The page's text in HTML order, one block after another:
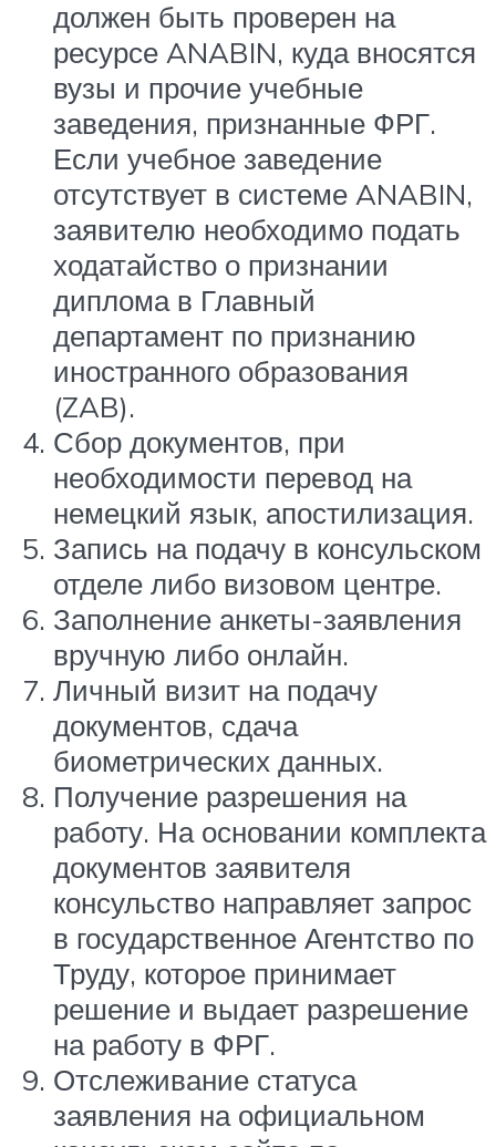
должен быть проверен на
ресурсе ANABIN, куда вносятся
вузы и прочие учебные
заведения, признанные ФРГ.
Если учебное заведение
отсутствует в системе ANABIN,
заявителю необходимо подать
ходатайство о признании
диплома в Главный
департамент по признанию
иностранного образования
(ZAB).
Сбор документов, при
необходимости перевод на
немецкий язык, апостилизация.
Запись на подачу в консульском
отделе либо визовом центре.
Заполнение анкеты-заявления
вручную либо онлайн.
Личный визит на подачу
документов, сдача
биометрических данных.
Получение разрешения на
работу. На основании комплекта
документов заявителя
консульство направляет запрос
в государственное Агентство по
Труду, которое принимает
решение и выдает разрешение
на работу в ФРГ.
Отслеживание статуса
заявления на официальном